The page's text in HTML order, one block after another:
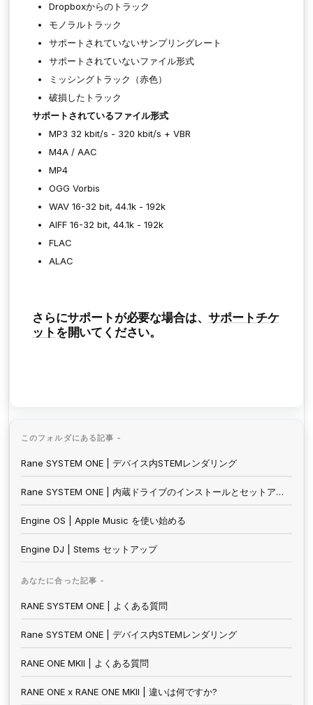
Dropboxからのトラック
モノラルトラック
サポートされていないサンプリングレート
サポートされていないファイル形式
ミッシングトラック（赤色）
破損したトラック
サポートされているファイル形式
MP3 32 kbit/s - 320 kbit/s + VBR
M4A / AAC
MP4
OGG Vorbis
WAV 16-32 bit, 44.1k - 192k
AIFF 16-32 bit, 44.1k - 192k
FLAC
ALAC
さらにサポートが必要な場合は、サポートチケ
ット を開いてください。
このフォルダにある記事 -
Rane SYSTEM ONE | デバイス内STEMレンダリング
Rane SYSTEM ONE | 内蔵ドライブのインストールとセットアップ
Engine OS | Apple Music を使い始める
Engine DJ | Stems セットアップ
あなたに合った記事 -
RANE SYSTEM ONE | よくある質問
Rane SYSTEM ONE | デバイス内STEMレンダリング
RANE ONE MKII | よくある質問
RANE ONE x RANE ONE MKII | 違いは何ですか?